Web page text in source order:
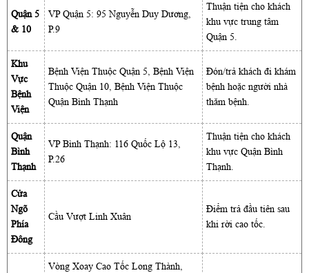
Quận 5
& 10
VP Quận 5: 95 Nguyễn Duy Dương,
P.9
Thuận tiện cho khách
khu vực trung tâm
Quận 5.
Khu
Vực
Bệnh
Viện
Bệnh Viện Thuộc Quận 5, Bệnh Viện
Thuộc Quận 10, Bệnh Viện Thuộc
Quận Bình Thạnh
Đón/trả khách đi khám
bệnh hoặc người nhà
thăm bệnh.
Quận
Bình
Thạnh
VP Bình Thạnh: 116 Quốc Lộ 13,
P.26
Thuận tiện cho khách
khu vực Quận Bình
Thạnh.
Cửa
Ngõ
Phía
Đông
Cầu Vượt Linh Xuân
Điểm trả đầu tiên sau
khi rời cao tốc.
Vòng Xoay Cao Tốc Long Thành,